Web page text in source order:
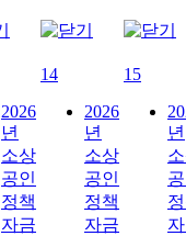
2026
년
소상
공인
정책
자금
14
2026
년
소상
공인
정책
자금
15
년